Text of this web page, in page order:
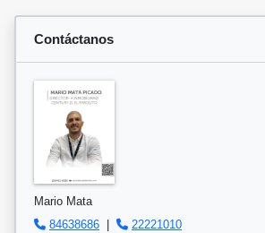
Contáctanos
Mario Mata
84638686
22221010